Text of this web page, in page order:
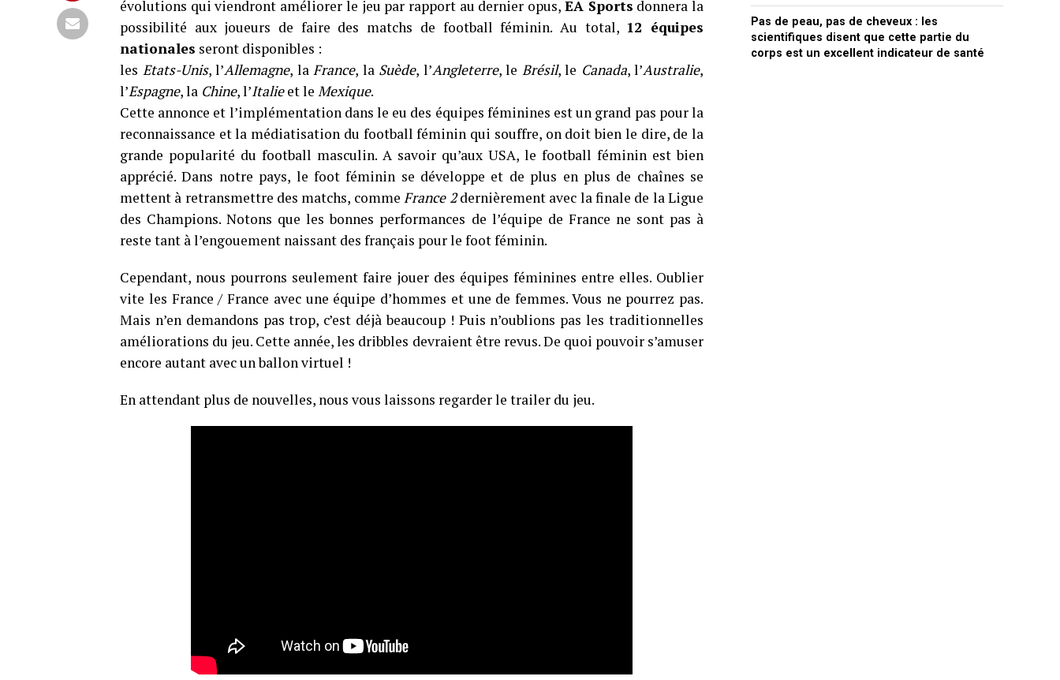
évolutions qui viendront améliorer le jeu par rapport au dernier opus, EA Sports donnera la
possibilité aux joueurs de faire des matchs de football féminin. Au total, 12 équipes
nationales seront disponibles :
les Etats-Unis, l’Allemagne, la France, la Suède, l’Angleterre, le Brésil, le Canada, l’Australie,
l’Espagne, la Chine, l’Italieet le Mexique.
Cette annonce et l’implémentation dans le eu des équipes féminines est un grand pas pour la
reconnaissance et la médiatisation du football féminin qui souffre, on doit bien le dire, de la
grande popularité du football masculin. A savoir qu’aux USA, le football féminin est bien
apprécié. Dans notre pays, le foot féminin se développe et de plus en plus de chaînes se
mettent à retransmettre des matchs, commeFrance 2dernièrement avec la finale de la Ligue
des Champions. Notons que les bonnes performances de l’équipe de France ne sont pas à
reste tant à l’engouement naissant des français pour le foot féminin.
Cependant, nous pourrons seulement faire jouer des équipes féminines entre elles. Oublier
vite les France / France avec une équipe d’hommes et une de femmes. Vous ne pourrez pas.
Mais n’en demandons pas trop, c’est déjà beaucoup ! Puis n’oublions pas les traditionnelles
améliorations du jeu. Cette année, les dribbles devraient être revus. De quoi pouvoir s’amuser
encore autant avec un ballon virtuel !
En attendant plus de nouvelles, nous vous laissons regarder le trailer du jeu.
Pas de peau, pas de cheveux : les
scientifiques disent que cette partie du
corps est un excellent indicateur de santé